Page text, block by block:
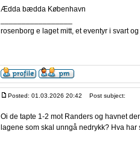
Ædda bædda København
rosenborg e laget mitt, et eventyr i svart
Posted: 01.03.2026 20:42 Post subject:
Oi de tapte 1-2 mot Randers og havnet
lagene som skal unngå nedrykk? Hva har